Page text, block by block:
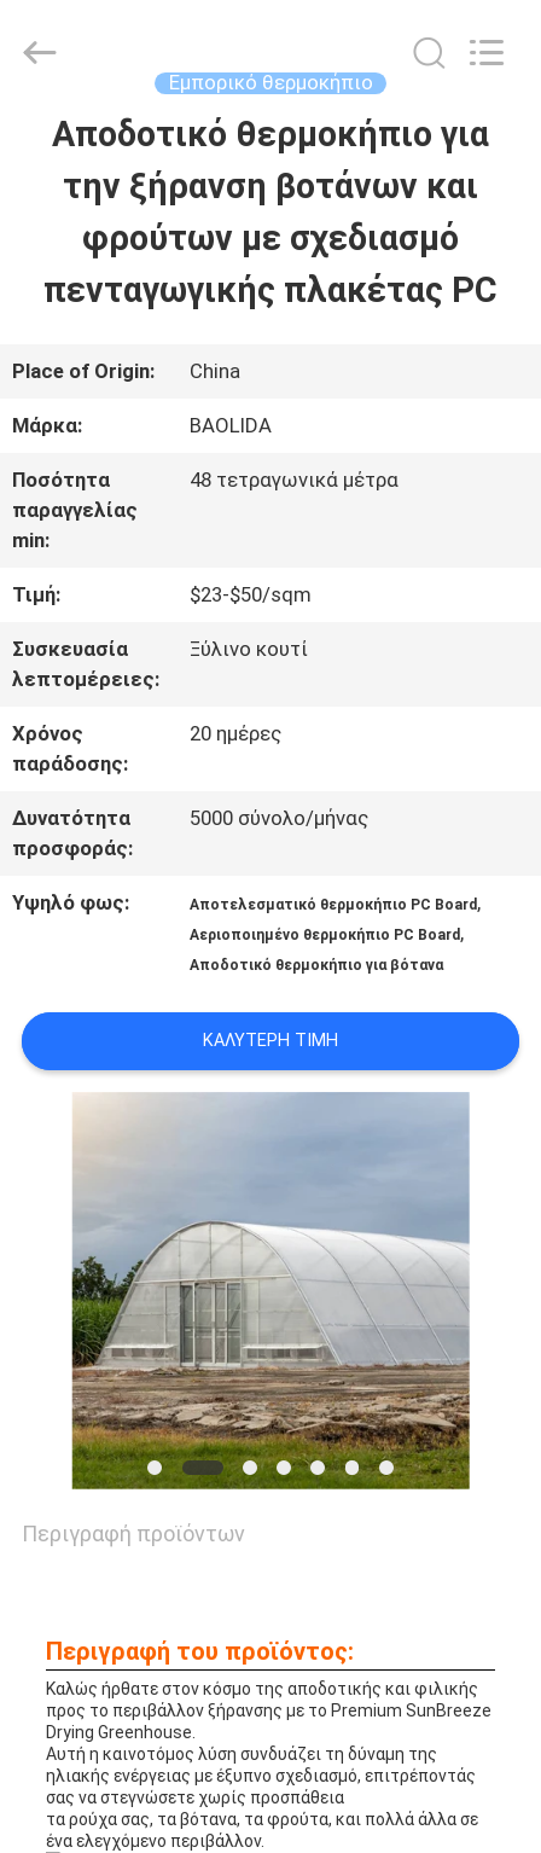
ΣΠΊΤΙ
ΠΡΟΪΌΝΤΑ
ΠΑΡΟΥΣΙΆΣΤΕ
ΠΕΡΊΠΟΥ
ΕΜΕΊΣ
ΓΎΡΟΣ
ΕΡΓΟΣΤΑΣΊΩΝ
ΠΟΙΟΤΙΚΌΣ
ΈΛΕΓΧΟΣ
ΜΑΣ
ΕΛΆΤΕ
ΕΠΑΦΉ
ΜΕ
SITEMAP
ΠΟΛΙΤΙΚΉ
ΜΥΣΤΙΚΌΤΗΤΑΣ
Fittings
Εμπορικό θερμοκήπιο
Αποδοτικό θερμοκήπιο για
την ξήρανση βοτάνων και
φρούτων με σχεδιασμό
πενταγωγικής πλακέτας PC
Place of Origin: China
Μάρκα: BAOLIDA
Ποσότητα
παραγγελίας
min:
48 τετραγωνικά μέτρα
Τιμή: $23-$50/sqm
Συσκευασία
λεπτομέρειες:
Ξύλινο κουτί
Χρόνος
παράδοσης:
20 ημέρες
Δυνατότητα
προσφοράς:
5000 σύνολο/μήνας
Υψηλό φως: Αποτελεσματικό θερμοκήπιο PC Board ,
Αεριοποιημένο θερμοκήπιο PC Board ,
Αποδοτικό θερμοκήπιο για βότανα
ΚΑΛΎΤΕΡΗ ΤΙΜΉ
Περιγραφή προϊόντων
Περιγραφή του προϊόντος:
Καλώς ήρθατε στον κόσμο της αποδοτικής και φιλικής
προς το περιβάλλον ξήρανσης με το Premium SunBreeze
Drying Greenhouse.
Αυτή η καινοτόμος λύση συνδυάζει τη δύναμη της
ηλιακής ενέργειας με έξυπνο σχεδιασμό, επιτρέποντάς
σας να στεγνώσετε χωρίς προσπάθεια
τα ρούχα σας, τα βότανα, τα φρούτα, και πολλά άλλα σε
ένα ελεγχόμενο περιβάλλον.